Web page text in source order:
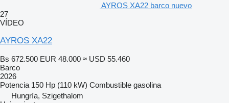
AYROS XA22 barco nuevo
27
VÍDEO
AYROS XA22
Bs 672.500 EUR 48.000 ≈ USD 55.460
Barco
2026
Potencia 150 Hp (110 kW) Combustible gasolina
Hungría, Szigethalom